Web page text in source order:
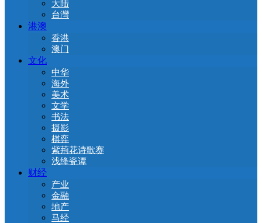
大陆
台灣
港澳
香港
澳门
文化
中华
海外
美术
文学
书法
摄影
棋弈
紫荊花诗歌赛
浅绛瓷谭
财经
产业
金融
地产
马经